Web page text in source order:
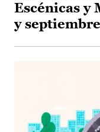
Escénicas y
y septiembre